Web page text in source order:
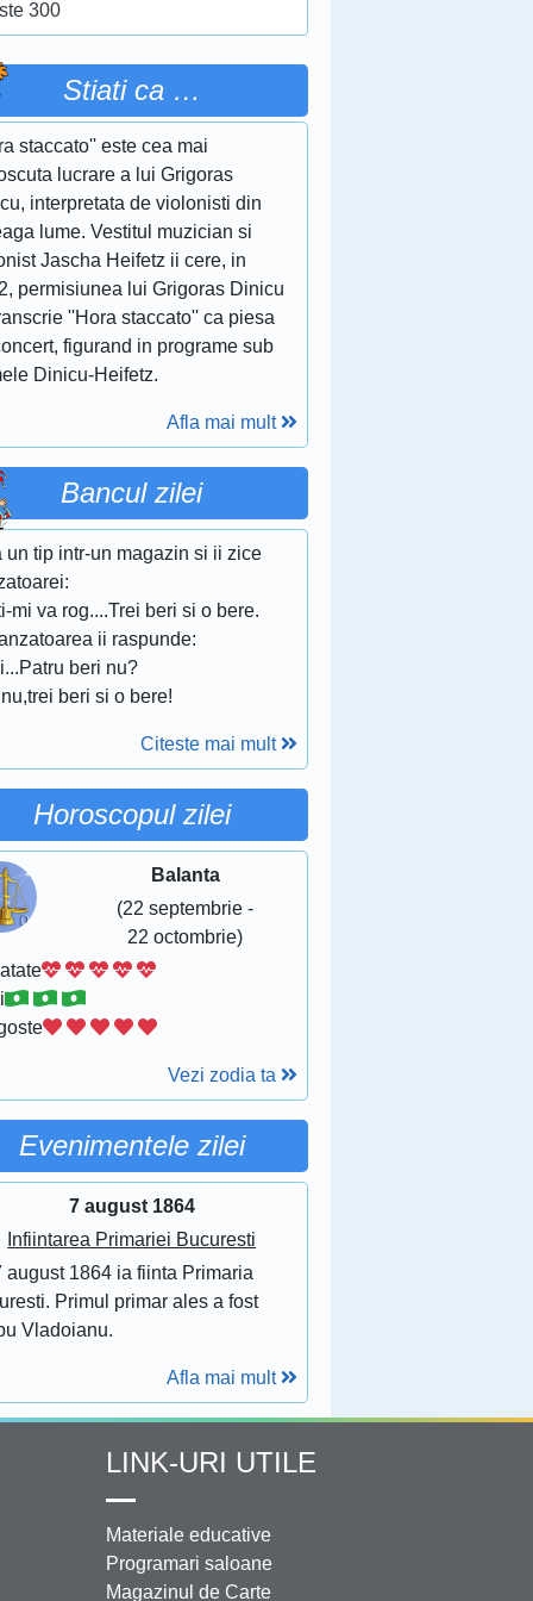
300
Stiati ca …
staccato'' este cea mai
lucrare a lui Grigoras
interpretata de violonisti din
lume. Vestitul muzician si
Jascha Heifetz ii cere, in
permisiunea lui Grigoras Dinicu
''Hora staccato'' ca piesa
figurand in programe sub
Dinicu-Heifetz.
Afla mai mult
Bancul zilei
un tip intr-un magazin si ii zice
mi va rog....Trei beri si o bere.
ii raspunde:
beri nu?
beri si o bere!
Citeste mai mult
Horoscopul zilei
Balanta
(22 septembrie -
22 octombrie)
Vezi zodia ta
Evenimentele zilei
7 august 1864
Infiintarea Primariei Bucuresti
august 1864 ia fiinta Primaria
Primul primar ales a fost
Vladoianu.
Afla mai mult
LINK-URI UTILE
Materiale educative
Programari saloane
Magazinul de Carte